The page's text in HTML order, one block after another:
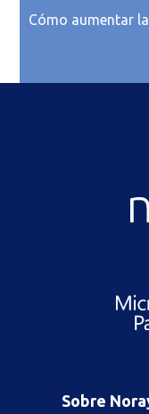
Cómo aumentar
Sobre